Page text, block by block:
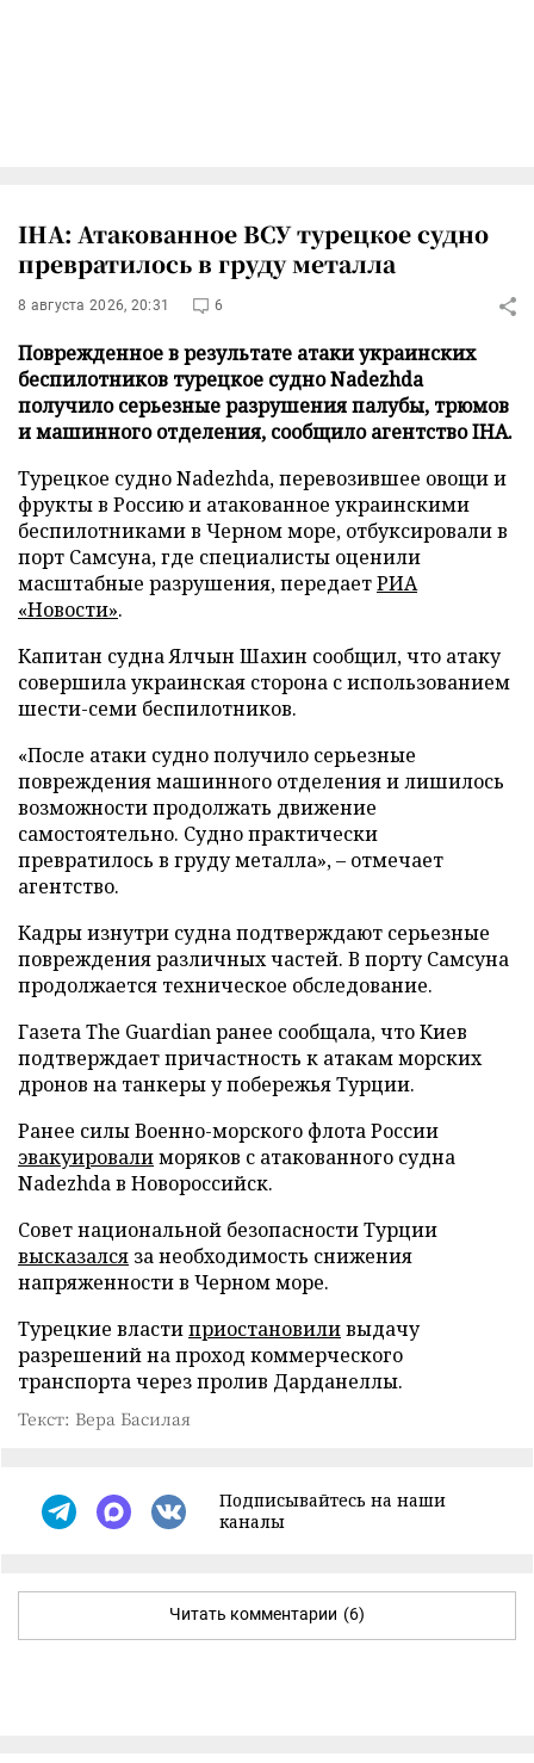
IHA: Атакованное ВСУ турецкое судно
превратилось в груду металла
8 августа 2026, 20:31 6
Поврежденное в результате атаки украинских
беспилотников турецкое судно Nadezhda
получило серьезные разрушения палубы, трюмов
и машинного отделения, сообщило агентство IHA.
Турецкое судно Nadezhda, перевозившее овощи и
фрукты в Россию и атакованное украинскими
беспилотниками в Черном море, отбуксировали в
порт Самсуна, где специалисты оценили
масштабные разрушения, передаетРИА
«Новости».
Капитан судна Ялчын Шахин сообщил, что атаку
совершила украинская сторона с использованием
шести-семи беспилотников.
«После атаки судно получило серьезные
повреждения машинного отделения и лишилось
возможности продолжать движение
самостоятельно. Судно практически
превратилось в груду металла», – отмечает
агентство.
Кадры изнутри судна подтверждают серьезные
повреждения различных частей. В порту Самсуна
продолжается техническое обследование.
Газета The Guardian ранее сообщала, что Киев
подтверждает причастность к атакам морских
дронов на танкеры у побережья Турции.
Ранее силы Военно-морского флота России
эвакуировалиморяков с атакованного судна
Nadezhda в Новороссийск.
Совет национальной безопасности Турции
высказался за необходимость снижения
напряженности в Черном море.
Турецкие властиприостановиливыдачу
разрешений на проход коммерческого
транспорта через пролив Дарданеллы.
Текст: Вера Басилая
Подписывайтесь на наши
каналы
Читать комментарии (6)